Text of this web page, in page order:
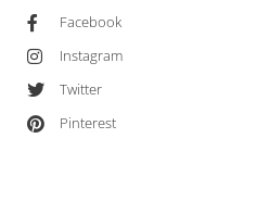
Facebook
Instagram
Twitter
Pinterest